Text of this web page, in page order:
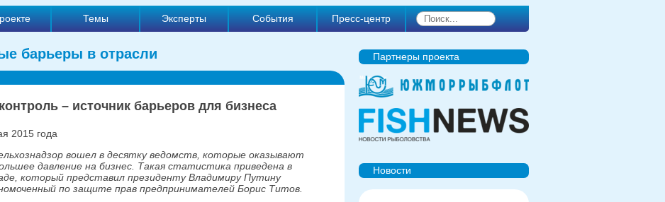
Темы Эксперты События Пресс-центр
барьеры в отрасли
– источник барьеров для бизнеса
2015 года
вошел в десятку ведомств, которые оказывают
давление на бизнес. Такая статистика приведена в
который представил президенту Владимиру Путину
по защите прав предпринимателей Борис Титов.
Партнеры проекта
Новости